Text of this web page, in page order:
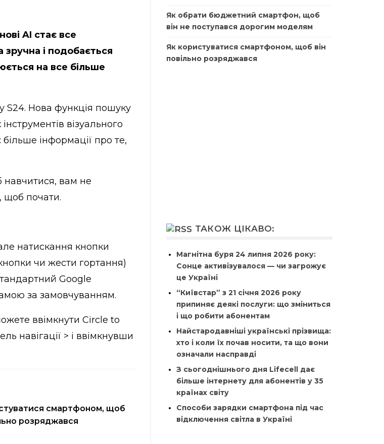
AI стає все
і подобається
на все більше
S24. Нова функція пошуку
інструментів візуального
інформації про те,
навчитися, вам не
щоб почати.
натискання кнопки
чи жести гортання)
Google
за замовчуванням.
ввімкнути Circle to
навігації > і ввімкнувши
смартфоном, щоб
розряджався
Як обрати бюджетний смартфон, щоб
він не поступався дорогим моделям
Як користуватися смартфоном, щоб він
повільно розряджався
ТАКОЖ ЦІКАВО:
Магнітна буря 24 липня 2026 року:
Сонце активізувалося — чи загрожує
це Україні
“Київстар” з 21 січня 2026 року
припиняє деякі послуги: що зміниться
і що робити абонентам
Найстародавніші українські прізвища:
хто і коли їх почав носити, та що вони
означали насправді
З сьогоднішнього дня Lifecell дає
більше інтернету для абонентів у 35
країнах світу
Способи зарядки смартфона під час
відключення світла в Україні